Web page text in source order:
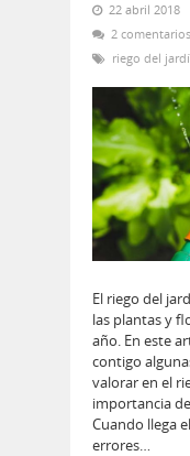
22 abril 2018
2 comentarios
riego del
El riego del
las plantas y
año. En este
contigo
valorar en el
importancia
Cuando llega
errores…